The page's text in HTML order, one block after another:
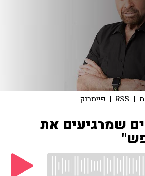
|
RSS
| פייסבוק
שמרגיעים את